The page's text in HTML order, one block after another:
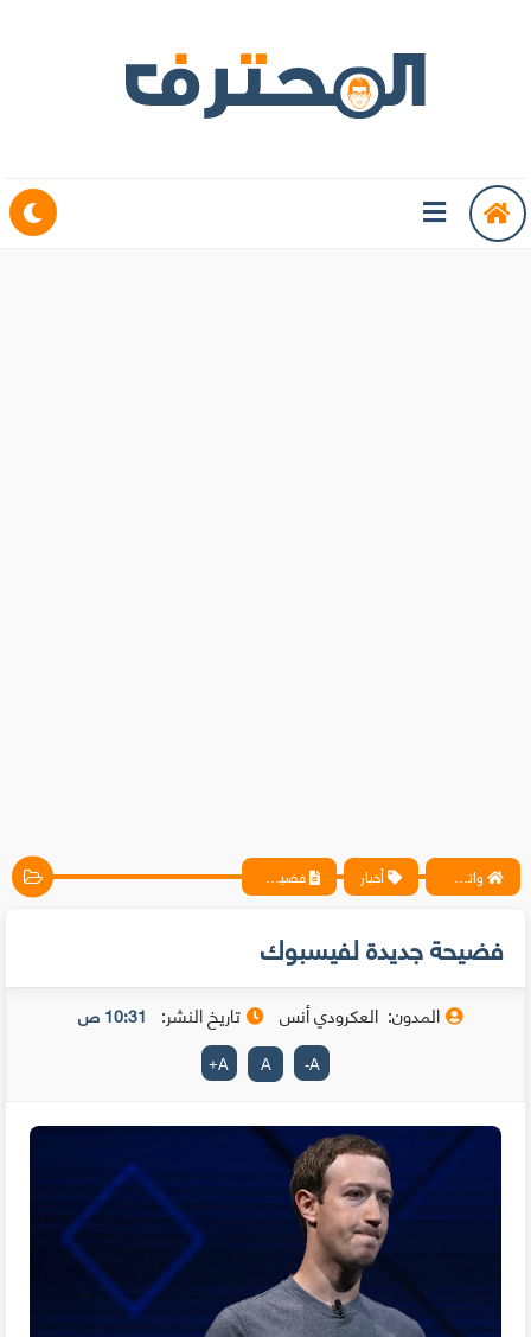
واتس آب ، فيسبوك ، أنترنت ، شروحات تقنية حصرية - المحترف أخبار فضيحة جديدة لفيسبوك
فضيحة جديدة لفيسبوك
المدون: العكرودي أنس تاريخ النشر: 10:31 ص
A
-
A
A
+